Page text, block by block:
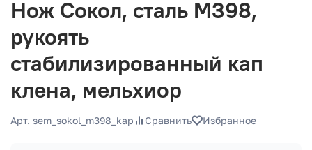
Нож Сокол, сталь М398,
рукоять
стабилизированный кап
клена, мельхиор
Арт. sem_sokol_m398_kap Сравнить Избранное